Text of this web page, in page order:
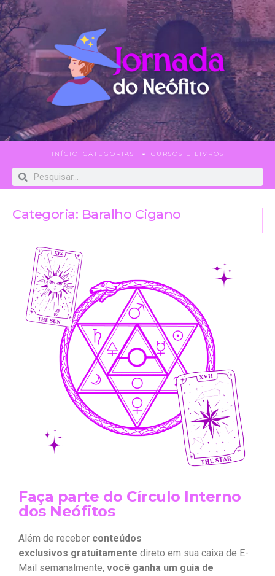
INÍCIO CATEGORIAS CURSOS E LIVROS
Categoria: Baralho Cigano
Faça parte do Círculo Interno
dos Neófitos
Além de receber conteúdos
exclusivos gratuitamente direto em sua caixa de E-
Mail semanalmente, você ganha um guia de